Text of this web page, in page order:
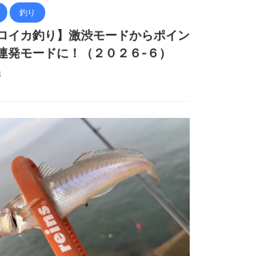
釣り
イカ釣り】激渋モードからポイン
発モードに！（２０２６-６）